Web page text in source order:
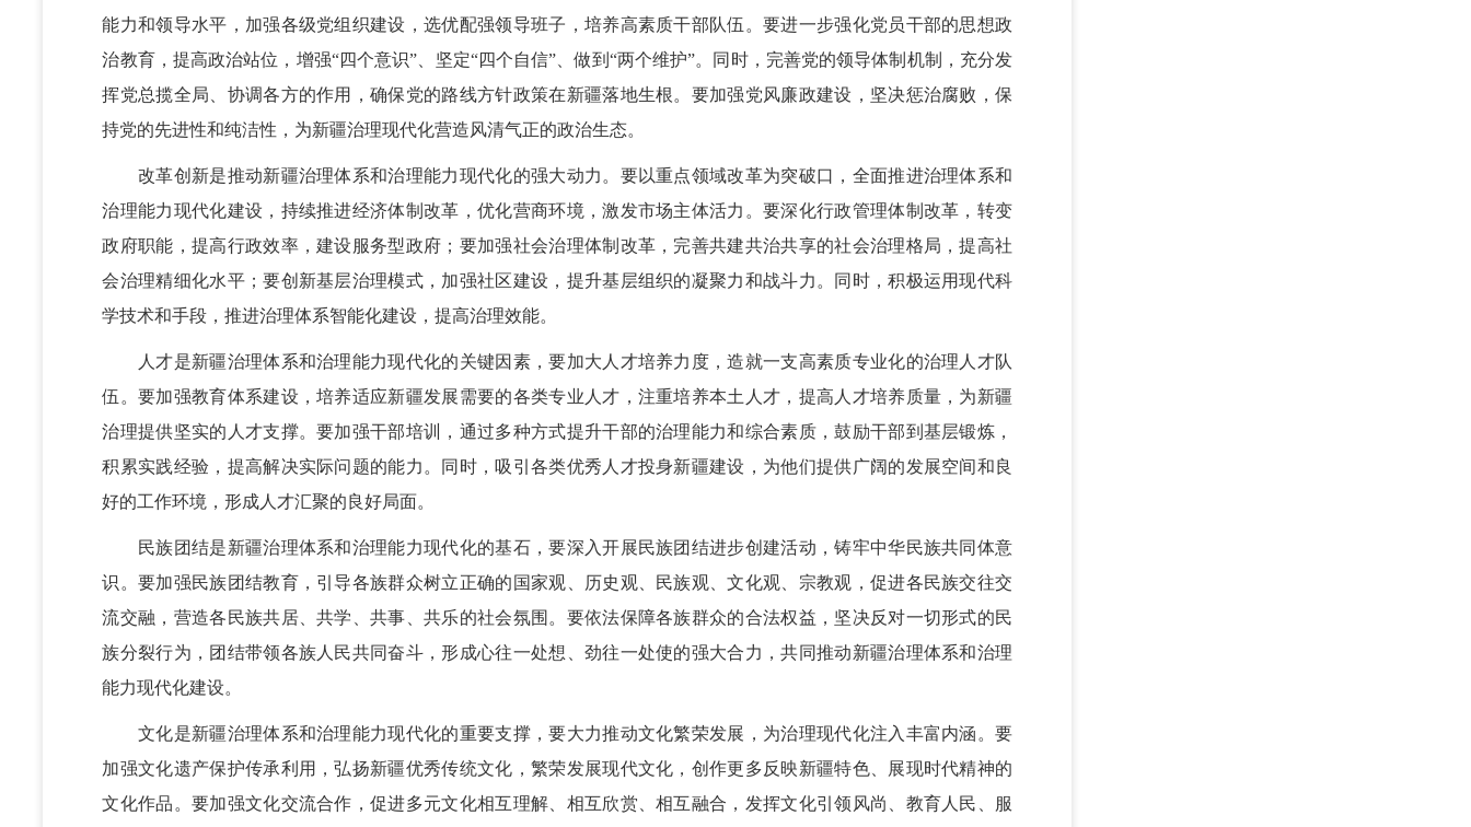
能力和领导水平，加强各级党组织建设，选优配强领导班子，培养高素质干部队伍。要进一步强化党员干部的思想政
治教育，提高政治站位，增强“四个意识”、坚定“四个自信”、做到“两个维护”。同时，完善党的领导体制机制，充分发
挥党总揽全局、协调各方的作用，确保党的路线方针政策在新疆落地生根。要加强党风廉政建设，坚决惩治腐败，保
持党的先进性和纯洁性，为新疆治理现代化营造风清气正的政治生态。
改革创新是推动新疆治理体系和治理能力现代化的强大动力。要以重点领域改革为突破口，全面推进治理体系和
治理能力现代化建设，持续推进经济体制改革，优化营商环境，激发市场主体活力。要深化行政管理体制改革，转变
政府职能，提高行政效率，建设服务型政府；要加强社会治理体制改革，完善共建共治共享的社会治理格局，提高社
会治理精细化水平；要创新基层治理模式，加强社区建设，提升基层组织的凝聚力和战斗力。同时，积极运用现代科
学技术和手段，推进治理体系智能化建设，提高治理效能。
人才是新疆治理体系和治理能力现代化的关键因素，要加大人才培养力度，造就一支高素质专业化的治理人才队
伍。要加强教育体系建设，培养适应新疆发展需要的各类专业人才，注重培养本土人才，提高人才培养质量，为新疆
治理提供坚实的人才支撑。要加强干部培训，通过多种方式提升干部的治理能力和综合素质，鼓励干部到基层锻炼，
积累实践经验，提高解决实际问题的能力。同时，吸引各类优秀人才投身新疆建设，为他们提供广阔的发展空间和良
好的工作环境，形成人才汇聚的良好局面。
民族团结是新疆治理体系和治理能力现代化的基石，要深入开展民族团结进步创建活动，铸牢中华民族共同体意
识。要加强民族团结教育，引导各族群众树立正确的国家观、历史观、民族观、文化观、宗教观，促进各民族交往交
流交融，营造各民族共居、共学、共事、共乐的社会氛围。要依法保障各族群众的合法权益，坚决反对一切形式的民
族分裂行为，团结带领各族人民共同奋斗，形成心往一处想、劲往一处使的强大合力，共同推动新疆治理体系和治理
能力现代化建设。
文化是新疆治理体系和治理能力现代化的重要支撑，要大力推动文化繁荣发展，为治理现代化注入丰富内涵。要
加强文化遗产保护传承利用，弘扬新疆优秀传统文化，繁荣发展现代文化，创作更多反映新疆特色、展现时代精神的
文化作品。要加强文化交流合作，促进多元文化相互理解、相互欣赏、相互融合，发挥文化引领风尚、教育人民、服